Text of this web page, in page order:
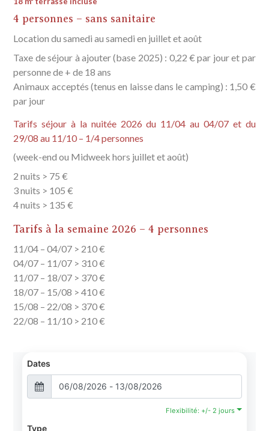
Visiter Douarnenez et ses alentours
4 personnes – sans sanitaire
Location du samedi au samedi en juillet et août
Taxe de séjour à ajouter (base 2025) : 0,22 € par jour et par
personne de + de 18 ans
Animaux acceptés (tenus en laisse dans le camping) : 1,50 €
par jour
Tarifs séjour à la nuitée 2026 du 11/04 au 04/07 et du
29/08 au 11/10 – 1/4 personnes
(week-end ou Midweek hors juillet et août)
2 nuits > 75 €
3 nuits > 105 €
4 nuits > 135 €
Tarifs à la semaine 2026 – 4 personnes
11/04 – 04/07 > 210 €
04/07 – 11/07 > 310 €
11/07 – 18/07 > 370 €
18/07 – 15/08 > 410 €
15/08 – 22/08 > 370 €
22/08 – 11/10 > 210 €
Dates
Flexibilité: +/- 2 jours
Type